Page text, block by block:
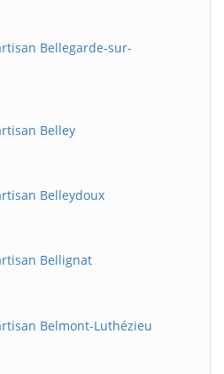
Bellegarde-sur-
Belley
Belleydoux
Bellignat
Belmont-Luthézieu